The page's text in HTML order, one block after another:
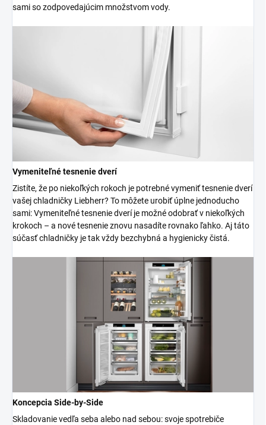
sami so zodpovedajúcim množstvom vody.
Vymeniteľné tesnenie dverí
Zistíte, že po niekoľkých rokoch je potrebné vymeniť tesnenie dverí
vašej chladničky Liebherr? To môžete urobiť úplne jednoducho
sami: Vymeniteľné tesnenie dverí je možné odobrať v niekoľkých
krokoch – a nové tesnenie znovu nasadíte rovnako ľahko. Aj táto
súčasť chladničky je tak vždy bezchybná a hygienicky čistá.
Koncepcia Side-by-Side
Skladovanie vedľa seba alebo nad sebou: svoje spotrebiče